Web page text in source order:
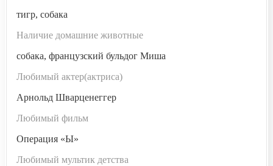
тигр, собака
Наличие домашние животные
собака, французский бульдог Миша
Любимый актер(актриса)
Арнольд Шварценеггер
Любимый фильм
Операция «Ы»
Любимый мультик детства